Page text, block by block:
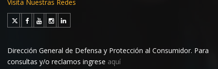
Visita Nuestras Redes
Dirección General de Defensa y Protección al Consumidor. Para
consultas y/o reclamos ingrese aquí